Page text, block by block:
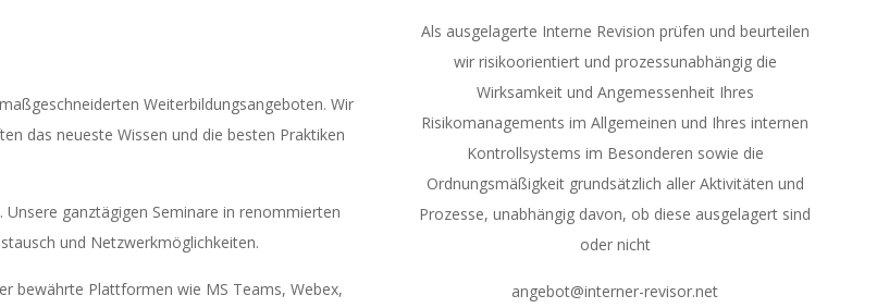
Weiterbildungsangeboten. Wir
das neueste Wissen und die besten Praktiken
ganztägigen Seminare in renommierten
und Netzwerkmöglichkeiten.
bewährte Plattformen wie MS Teams, Webex,
Als ausgelagerte Interne Revision prüfen und beurteilen
wir risikoorientiert und prozessunabhängig die
Wirksamkeit und Angemessenheit Ihres
Risikomanagements im Allgemeinen und Ihres internen
Kontrollsystems im Besonderen sowie die
Ordnungsmäßigkeit grundsätzlich aller Aktivitäten und
Prozesse, unabhängig davon, ob diese ausgelagert sind
oder nicht
angebot@interner-revisor.net